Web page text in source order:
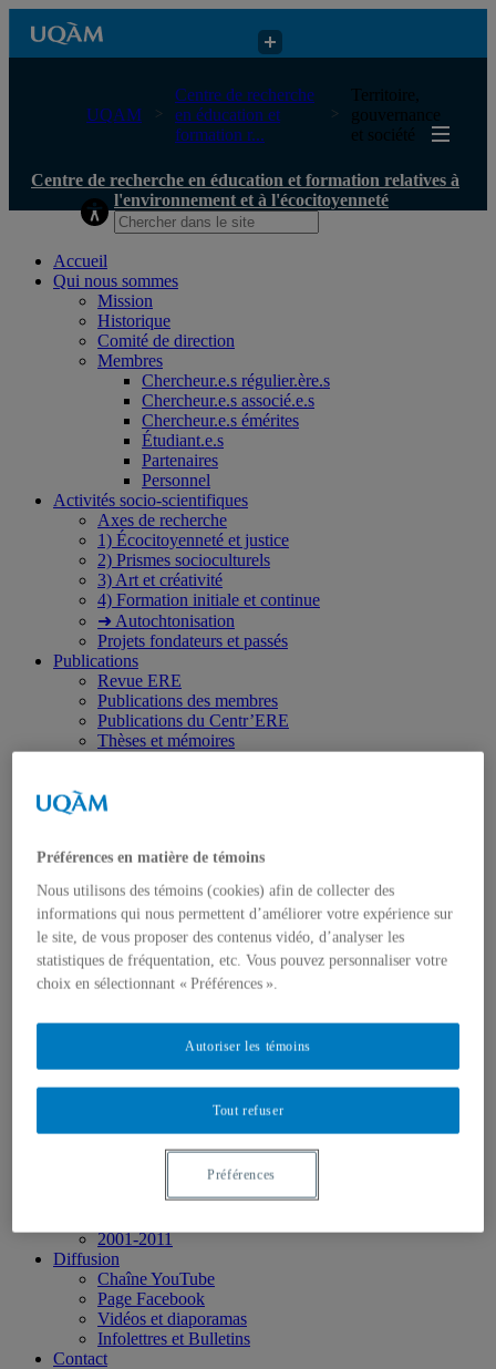
Centre de recherche en éducation et formation relatives à
l'environnement et à l'écocitoyenneté
UQAM
Centre de recherche
en éducation et
formation r...
Territoire,
gouvernance
et société
Centre de recherche en éducation et formation relatives à
l'environnement et à l'écocitoyenneté
Accueil
Qui nous sommes
Mission
Historique
Comité de direction
Membres
Chercheur.e.s régulier.ère.s
Chercheur.e.s associé.e.s
Chercheur.e.s émérites
Étudiant.e.s
Partenaires
Personnel
Activités socio-scientifiques
Axes de recherche
1) Écocitoyenneté et justice
2) Prismes socioculturels
3) Art et créativité
4) Formation initiale et continue
➜ Autochtonisation
Projets fondateurs et passés
Publications
Revue ERE
Publications des membres
Publications du Centr’ERE
Thèses et mémoires
Place aux étudiant.e.s
Vers une Stratégie québécoise
Contributions aux débats publics
Présence dans les médias
Événements
2026
2025
2024
2022
2016
2001-2011
Diffusion
Chaîne YouTube
Page Facebook
Vidéos et diaporamas
Infolettres et Bulletins
Contact
Préférences en matière de témoins
Nous utilisons des témoins (cookies) afin de collecter des
informations qui nous permettent d’améliorer votre expérience sur
le site, de vous proposer des contenus vidéo, d’analyser les
statistiques de fréquentation, etc. Vous pouvez personnaliser votre
choix en sélectionnant « Préférences ».
Tout refuser
Autoriser les témoins
Préférences